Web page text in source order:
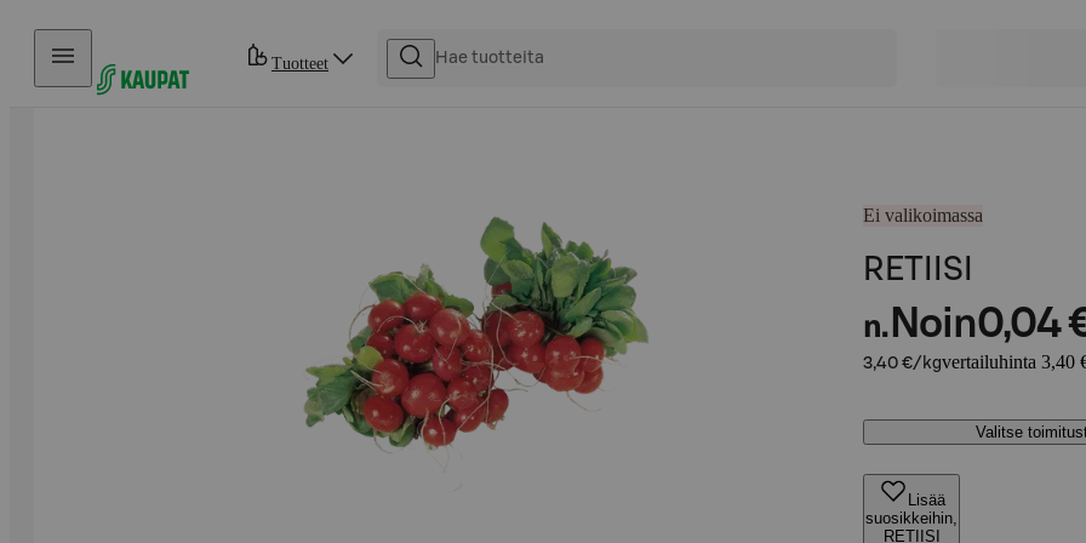
Hyppää sisältöön
Tuotteet
Ei valikoimassa
RETIISI
n. Noin0,04
3,40 €/kgvertailuhinta 3,40
Valitse
Lisää
suosikkeihin,
RETIISI